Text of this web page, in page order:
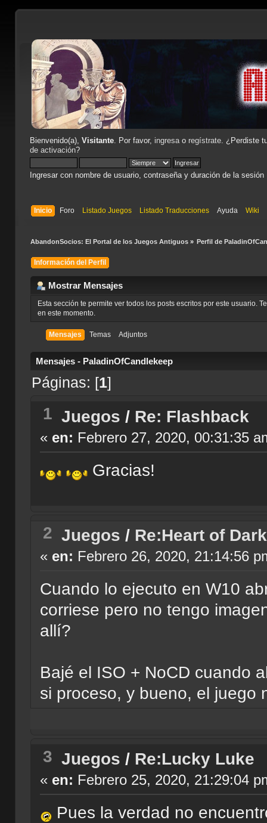
Bienvenido(a), Visitante. Por favor, ingresao regístrate. ¿Perdiste
de activación?
Ingresar con nombre de usuario, contraseña y duración de la sesión
Inicio Foro Listado Juegos Listado Traducciones Ayuda Wiki
AbandonSocios: El Portal de los Juegos Antiguos» Perfil de
Información del Perfil
Mostrar Mensajes
Esta sección te permite ver todos los posts escritos por este usuario.
en este momento.
Mensajes Temas Adjuntos
Mensajes - PaladinOfCandlekeep
Páginas: [1]
1 Juegos / Re: Flashback
« en: Febrero 27, 2020, 00:31:35
Gracias!
2 Juegos / Re:Heart of
« en: Febrero 26, 2020, 21:14:56
Cuando lo ejecuto en W10
corriese pero no tengo
allí?
Bajé el ISO + NoCD cuando
si proceso, y bueno, el juego
3 Juegos / Re:Lucky Luke
« en: Febrero 25, 2020, 21:29:04
Pues la verdad no